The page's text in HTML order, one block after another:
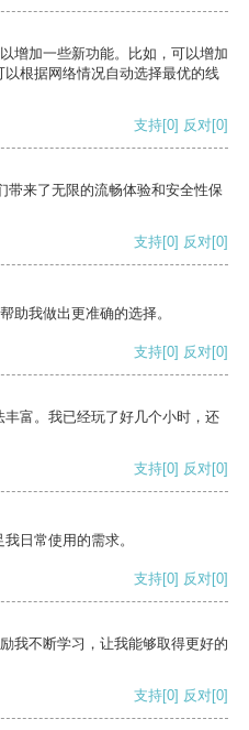
增加一些新功能。比如，可以增加
根据网络情况自动选择最优的线
支持[0] 反对[0]
带来了无限的流畅体验和安全性保
支持[0] 反对[0]
助我做出更准确的选择。
支持[0] 反对[0]
富。我已经玩了好几个小时，还
支持[0] 反对[0]
日常使用的需求。
支持[0] 反对[0]
我不断学习，让我能够取得更好的
支持[0] 反对[0]